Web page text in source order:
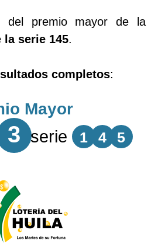
del premio mayor de la
la serie 145.
completos:
Mayor
3 serie 1 4 5